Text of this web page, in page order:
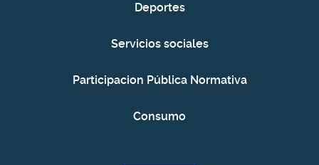
Deportes
Servicios sociales
Participacion Pública Normativa
Consumo